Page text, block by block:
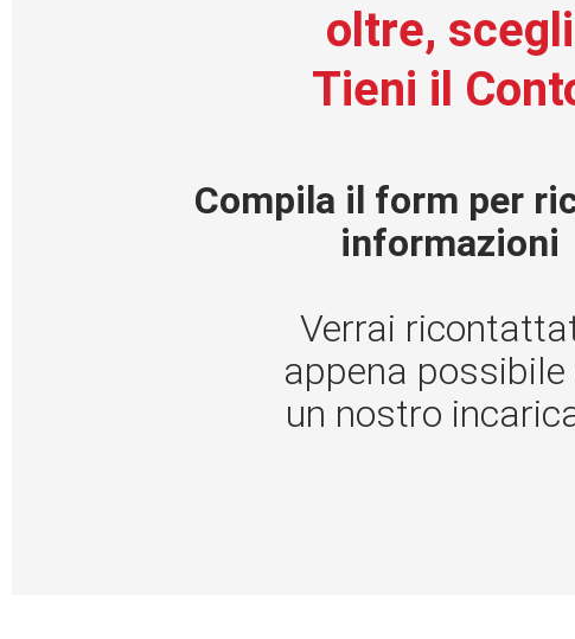
oltre, scegli
Tieni il
Compila il form per
informazioni
Verrai
appena possibile
un nostro